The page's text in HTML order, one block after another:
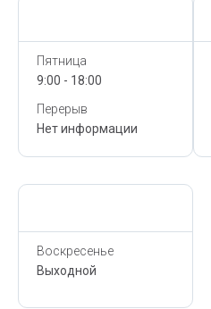
Пятница
9:00 - 18:00
Перерыв
Нет информации
Воскресенье
Выходной